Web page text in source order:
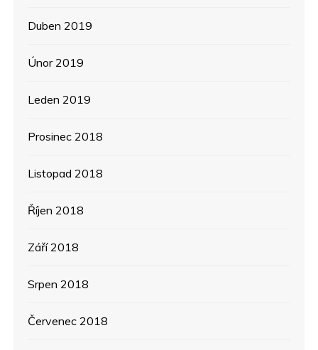
Duben 2019
Únor 2019
Leden 2019
Prosinec 2018
Listopad 2018
Říjen 2018
Září 2018
Srpen 2018
Červenec 2018